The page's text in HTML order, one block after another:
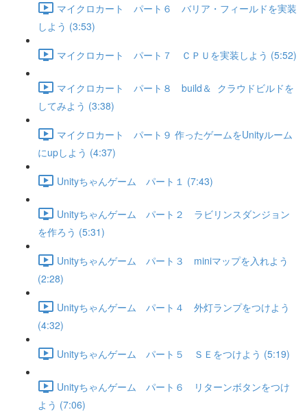
マイクロカート パート６ バリア・フィールドを実装
しよう (3:53)
マイクロカート パート７ ＣＰＵを実装しよう (5:52)
マイクロカート パート８ build＆ クラウドビルドを
してみよう (3:38)
マイクロカート パート９ 作ったゲームをUnityルーム
にupしよう (4:37)
Unityちゃんゲーム パート１ (7:43)
Unityちゃんゲーム パート２ ラビリンスダンジョン
を作ろう (5:31)
Unityちゃんゲーム パート３ miniマップを入れよう
(2:28)
Unityちゃんゲーム パート４ 外灯ランプをつけよう
(4:32)
Unityちゃんゲーム パート５ ＳＥをつけよう (5:19)
Unityちゃんゲーム パート６ リターンボタンをつけ
よう (7:06)